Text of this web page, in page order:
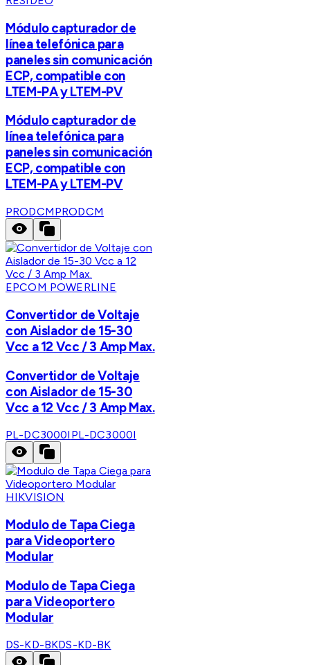
Módulo capturador de
línea telefónica para
paneles sin comunicación
ECP, compatible con
LTEM-PA y LTEM-PV
Módulo capturador de
línea telefónica para
paneles sin comunicación
ECP, compatible con
LTEM-PA y LTEM-PV
PRODCMPRODCM
EPCOM POWERLINE
Convertidor de Voltaje
con Aislador de 15-30
Vcc a 12 Vcc / 3 Amp Max.
Convertidor de Voltaje
con Aislador de 15-30
Vcc a 12 Vcc / 3 Amp Max.
PL-DC3000I PL-DC3000I
HIKVISION
Modulo de Tapa Ciega
para Videoportero
Modular
Modulo de Tapa Ciega
para Videoportero
Modular
DS-KD-BKDS-KD-BK